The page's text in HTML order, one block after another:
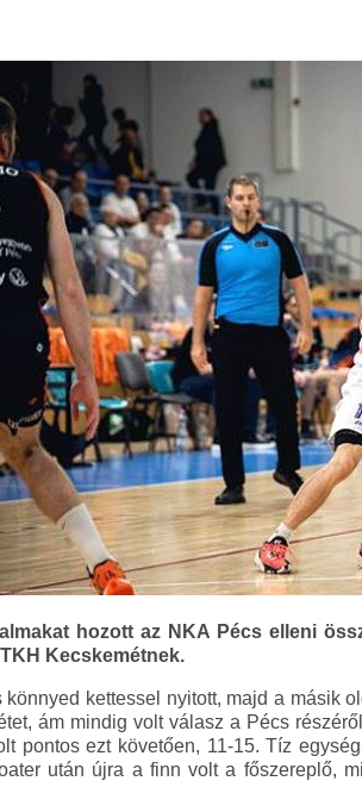
hozott az NKA Pécs elleni
Kecskemétnek.
könnyed kettessel nyitott, majd a másik
ám mindig volt válasz a Pécs
pontos ezt követően, 11-15. Tíz
után újra a finn volt a főszereplő,